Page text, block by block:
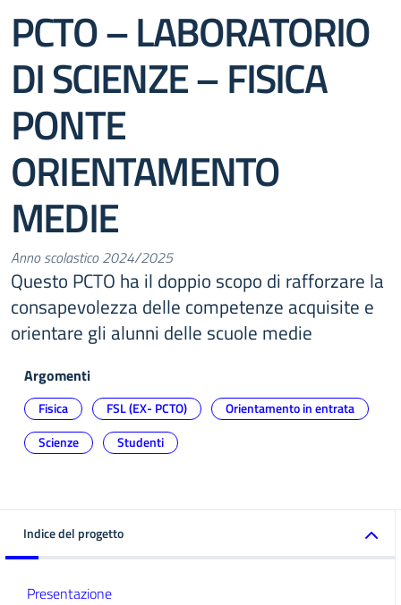
PCTO – LABORATORIO
DI SCIENZE – FISICA
PONTE
ORIENTAMENTO
MEDIE
Anno scolastico 2024/2025
Questo PCTO ha il doppio scopo di rafforzare la
consapevolezza delle competenze acquisite e
orientare gli alunni delle scuole medie
Argomenti
Fisica FSL (EX- PCTO)
Orientamento in entrata
Scienze
Studenti
Indice del progetto
Presentazione